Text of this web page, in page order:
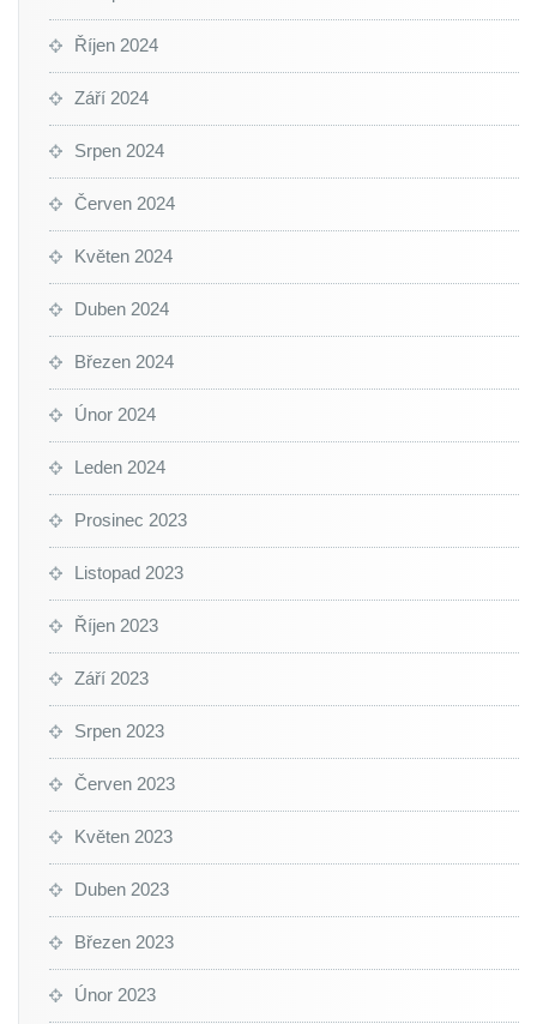
Říjen 2024
Září 2024
Srpen 2024
Červen 2024
Květen 2024
Duben 2024
Březen 2024
Únor 2024
Leden 2024
Prosinec 2023
Listopad 2023
Říjen 2023
Září 2023
Srpen 2023
Červen 2023
Květen 2023
Duben 2023
Březen 2023
Únor 2023